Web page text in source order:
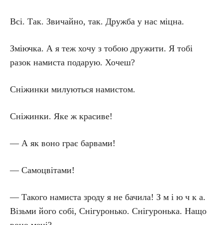
Всі. Так. Звичайно, так. Дружба у нас міцна.
Зміючка. А я теж хочу з тобою дружити. Я тобі
разок намиста подарую. Хочеш?
Сніжинки милуються намистом.
Сніжинки. Яке ж красиве!
— А як воно грає барвами!
— Самоцвітами!
— Такого намиста зроду я не бачила! З м і ю ч к а.
Візьми його собі, Снігуронько. Снігуронька. Нащо